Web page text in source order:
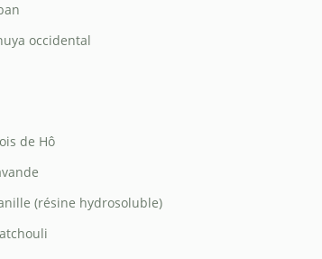
occidental
de Hô
(résine hydrosoluble)